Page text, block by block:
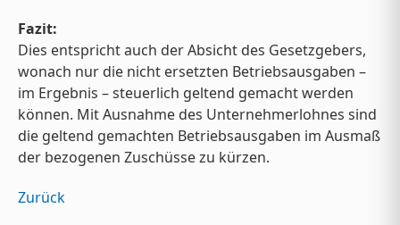
Fazit:
Dies entspricht auch der Absicht des Gesetzgebers,
wonach nur die nicht ersetzten Betriebsausgaben –
im Ergebnis – steuerlich geltend gemacht werden
können. Mit Ausnahme des Unternehmerlohnes sind
die geltend gemachten Betriebsausgaben im Ausmaß
der bezogenen Zuschüsse zu kürzen.
Zurück